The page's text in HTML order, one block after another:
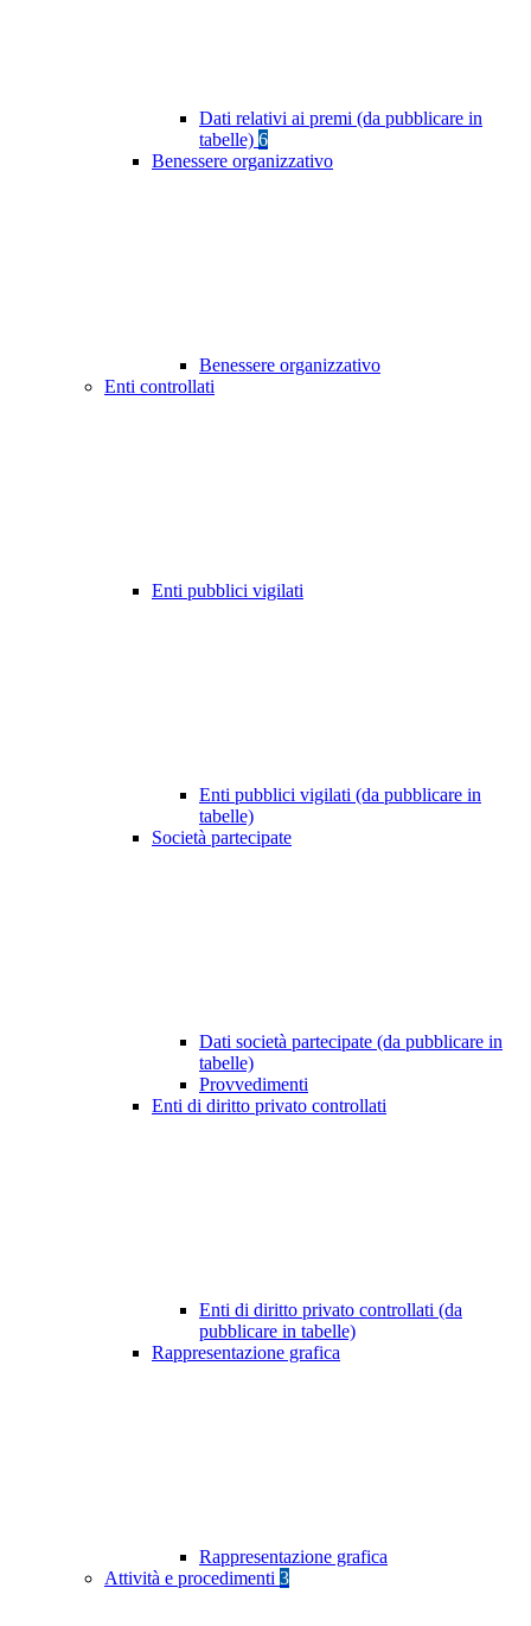
Dati relativi ai premi (da pubblicare in
tabelle) 6
Benessere organizzativo
Benessere organizzativo
Enti controllati
Enti pubblici vigilati
Enti pubblici vigilati (da pubblicare in
tabelle)
Società partecipate
Dati società partecipate (da pubblicare in
tabelle)
Provvedimenti
Enti di diritto privato controllati
Enti di diritto privato controllati (da
pubblicare in tabelle)
Rappresentazione grafica
Rappresentazione grafica
Attività e procedimenti 3